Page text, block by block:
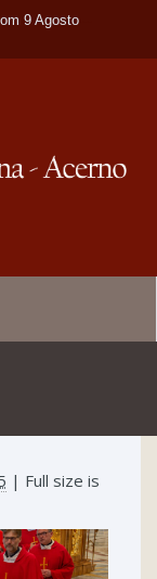
9 Agosto
| Full size is